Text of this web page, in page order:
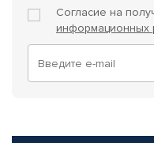
Согласие на
информационных